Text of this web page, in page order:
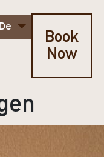
De
Book
Now